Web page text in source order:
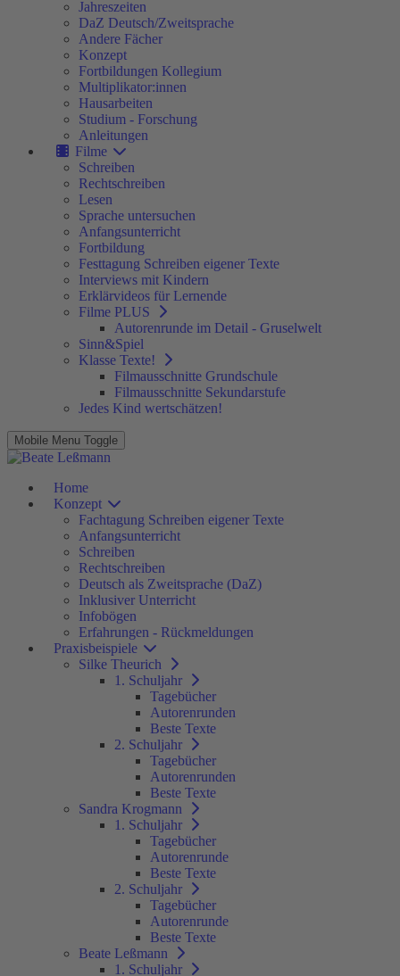
Jahreszeiten
DaZ Deutsch/Zweitsprache
Andere Fächer
Konzept
Fortbildungen Kollegium
Multiplikator:innen
Hausarbeiten
Studium - Forschung
Anleitungen
Filme
Schreiben
Rechtschreiben
Lesen
Sprache untersuchen
Anfangsunterricht
Fortbildung
Festtagung Schreiben eigener Texte
Interviews mit Kindern
Erklärvideos für Lernende
Filme PLUS
Autorenrunde im Detail - Gruselwelt
Sinn&Spiel
Klasse Texte!
Filmausschnitte Grundschule
Filmausschnitte Sekundarstufe
Jedes Kind wertschätzen!
Mobile Menu Toggle
Home
Konzept
Fachtagung Schreiben eigener Texte
Anfangsunterricht
Schreiben
Rechtschreiben
Deutsch als Zweitsprache (DaZ)
Inklusiver Unterricht
Infobögen
Erfahrungen - Rückmeldungen
Praxisbeispiele
Silke Theurich
1. Schuljahr
Tagebücher
Autorenrunden
Beste Texte
2. Schuljahr
Tagebücher
Autorenrunden
Beste Texte
Sandra Krogmann
1. Schuljahr
Tagebücher
Autorenrunde
Beste Texte
2. Schuljahr
Tagebücher
Autorenrunde
Beste Texte
Beate Leßmann
1. Schuljahr